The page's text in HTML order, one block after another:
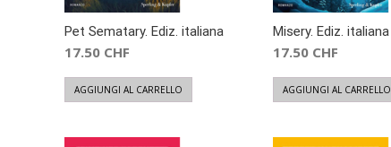
Pet Sematary. Ediz. italiana
17.50 CHF
AGGIUNGI AL CARRELLO
Misery. Ediz. italiana
17.50 CHF
AGGIUNGI AL CARRELLO